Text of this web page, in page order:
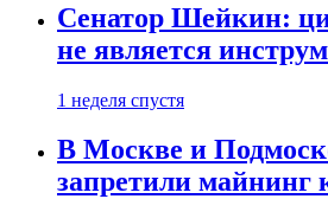
Сенатор Шейкин:
не является
1 неделя спустя
В Москве и
запретили майнинг